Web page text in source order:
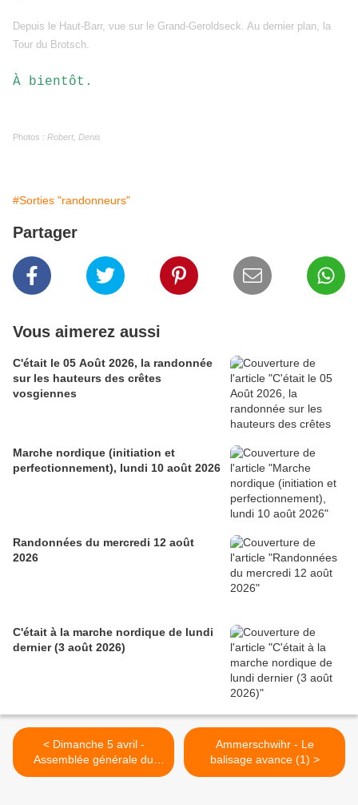
Depuis le Haut-Barr, vue sur le Grand-Geroldseck. Au dernier plan, la
Tour du Brotsch.
À bientôt.
Photos : Robert, Denis
#Sorties "randonneurs"
Partager
Vous aimerez aussi
C'était le 05 Août 2026, la randonnée
sur les hauteurs des crêtes
vosgiennes
Marche nordique (initiation et
perfectionnement), lundi 10 août 2026
Randonnées du mercredi 12 août
2026
C'était à la marche nordique de lundi
dernier (3 août 2026)
< Dimanche 5 avril -
Assemblée générale du
Club à Lapoutroie
Ammerschwihr - Le
balisage avance (1) >